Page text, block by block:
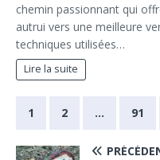
chemin passionnant qui
autrui vers une meilleure
techniques utilisées…
Lire la suite
1 2 … 91